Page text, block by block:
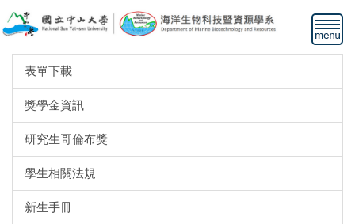
跳
到
表單下載
獎學金資訊
研究生哥倫布獎
學生相關法規
新生手冊